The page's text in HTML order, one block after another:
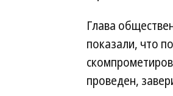
Глава
показали, что
проведен,